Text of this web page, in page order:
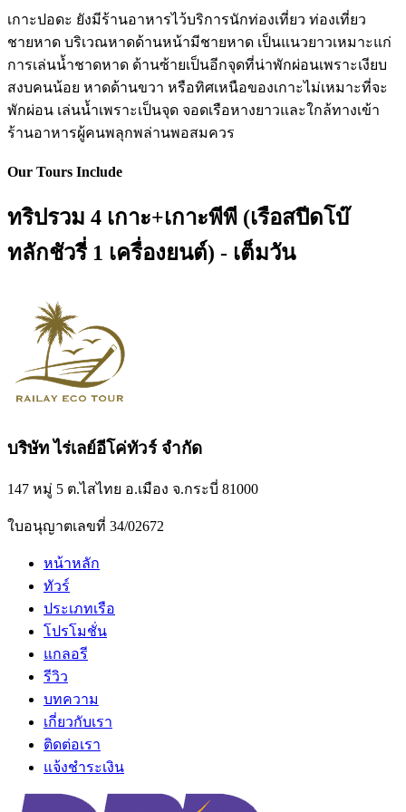
เกาะปอดะ ยังมีร้านอาหารไว้บริการนักท่องเที่ยว ท่องเที่ยว
ชายหาด บริเวณหาดด้านหน้ามีชายหาด เป็นแนวยาวเหมาะแก่
การเล่นน้ำชาดหาด ด้านซ้ายเป็นอีกจุดที่น่าพักผ่อนเพราะเงียบ
สงบคนน้อย หาดด้านขวา หรือทิศเหนือของเกาะไม่เหมาะที่จะ
พักผ่อน เล่นน้ำเพราะเป็นจุด จอดเรือหางยาวและใกล้ทางเข้า
ร้านอาหารผู้คนพลุกพล่านพอสมควร
Our Tours Include
ทริปรวม 4 เกาะ+เกาะพีพี (เรือสปีดโบ๊
ทลักชัวรี่ 1 เครื่องยนต์) - เต็มวัน
บริษัท ไร่เลย์อีโค่ทัวร์ จำกัด
147 หมู่ 5 ต.ไสไทย อ.เมือง จ.กระบี่ 81000
ใบอนุญาตเลขที่ 34/02672
หน้าหลัก
ทัวร์
ประเภทเรือ
โปรโมชั่น
แกลอรี
รีวิว
บทความ
เกี่ยวกับเรา
ติดต่อเรา
แจ้งชำระเงิน